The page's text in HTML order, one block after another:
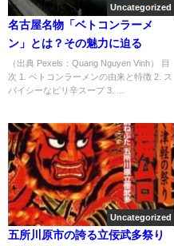
Uncategorized
名古屋名物「ベトコンラーメ
ン」とは？その魅力に迫る
（出典 Pexels：Quang Nguyen Vinh） 目
次 1. ベトコンラーメンの由来と特徴 2. ス
パイシーなピリ辛スープ 3. ...
Uncategorized
五所川原市の誇る立佞武多祭り